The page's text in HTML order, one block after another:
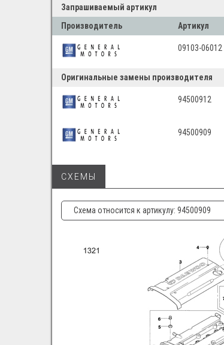
Запрашиваемый артикул
Производитель
Артикул
09103-06012
Оригинальные замены производителя
94500912
94500909
СХЕМЫ
Схема относится к артикулу: 94500909